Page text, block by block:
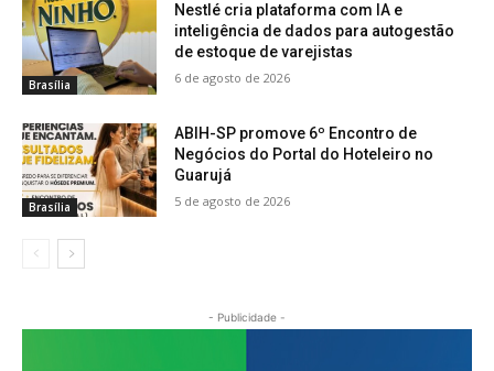
Brasília
Nestlé cria plataforma com IA e
inteligência de dados para autogestão
de estoque de varejistas
6 de agosto de 2026
Brasília
ABIH-SP promove 6º Encontro de
Negócios do Portal do Hoteleiro no
Guarujá
5 de agosto de 2026
- Publicidade -